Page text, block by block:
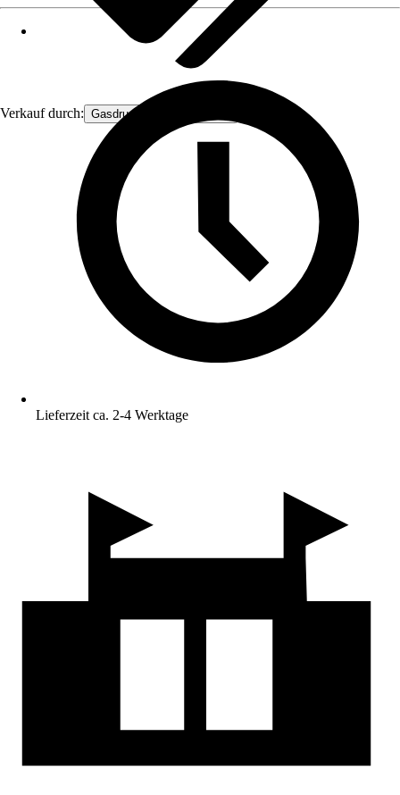
Verkauf durch: Gasdruckfeder Großhandel
Lieferzeit ca. 2-4 Werktage